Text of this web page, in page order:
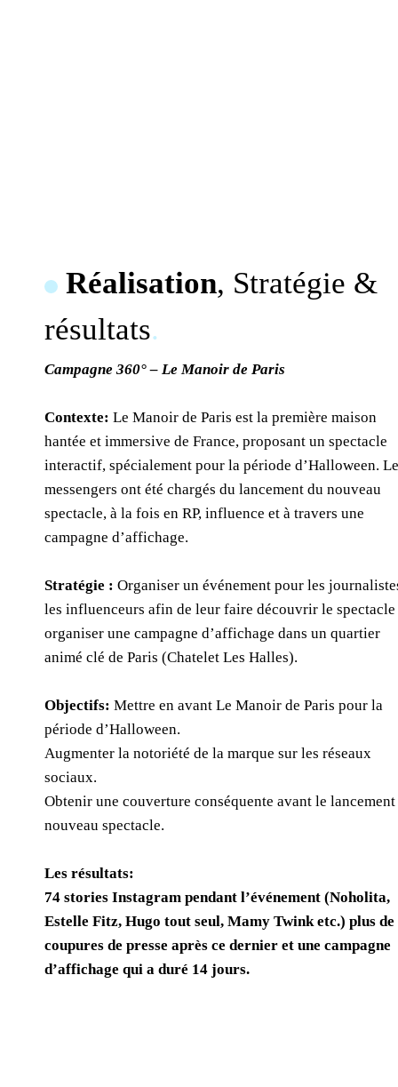
Réalisation, Stratégie &
résultats.
Campagne 360° – Le Manoir de Paris
Contexte: Le Manoir de Paris est la première maison
hantée et immersive de France, proposant un spectacle
interactif, spécialement pour la période d’Halloween.
messengers ont été chargés du lancement du nouveau
spectacle, à la fois en RP, influence et à travers une
campagne d’affichage.
Stratégie :Organiser un événement pour les
les influenceurs afin de leur faire découvrir le
organiser une campagne d’affichage dans un quartier
animé clé de Paris (Chatelet Les Halles).
Objectifs:Mettre en avant Le Manoir de Paris pour la
période d’Halloween.
Augmenter la notoriété de la marque sur les réseaux
sociaux.
Obtenir une couverture conséquente avant le
nouveau spectacle.
Les résultats:
74 stories Instagram pendant l’événement (Noholita,
Estelle Fitz, Hugo tout seul, Mamy Twink etc.) plus de
coupures de presse après ce dernier et une campagne
d’affichage qui a duré 14 jours.